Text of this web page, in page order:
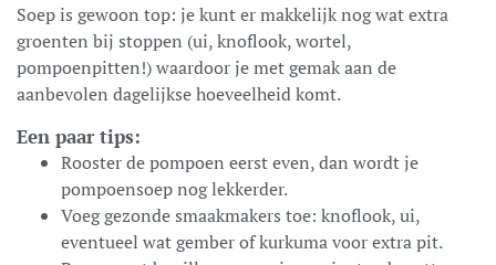
Soep is gewoon top: je kunt er makkelijk nog wat extra
groenten bij stoppen (ui, knoflook, wortel,
pompoenpitten!) waardoor je met gemak aan de
aanbevolen dagelijkse hoeveelheid komt.
Een paar tips:
Rooster de pompoen eerst even, dan wordt je
pompoensoep nog lekkerder.
Voeg gezonde smaakmakers toe: knoflook, ui,
eventueel wat gember of kurkuma voor extra pit.